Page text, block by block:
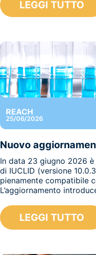
LEGGI TUTTO
REACH
25/06/2026
Nuovo
In data 23 giugno 2026
di IUCLID (versione
pienamente compatibile
L’aggiornamento
LEGGI TUTTO